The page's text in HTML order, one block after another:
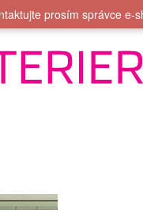
prosím správce e-